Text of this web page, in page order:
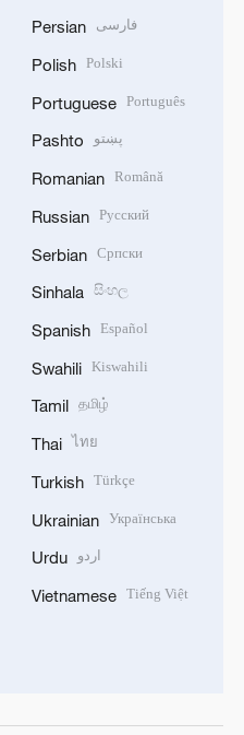
Persian فارسی
Polish Polski
Portuguese Português
Pashto پښتو
Romanian Română
Russian Русский
Serbian Српски
Sinhala සිංහල
Spanish Español
Swahili Kiswahili
Tamil தமிழ்
Thai ไทย
Turkish Türkçe
Ukrainian Українська
Urdu اردو
Vietnamese Tiếng Việt